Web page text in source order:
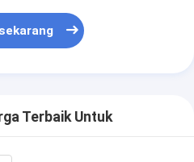
Terbaik Untuk